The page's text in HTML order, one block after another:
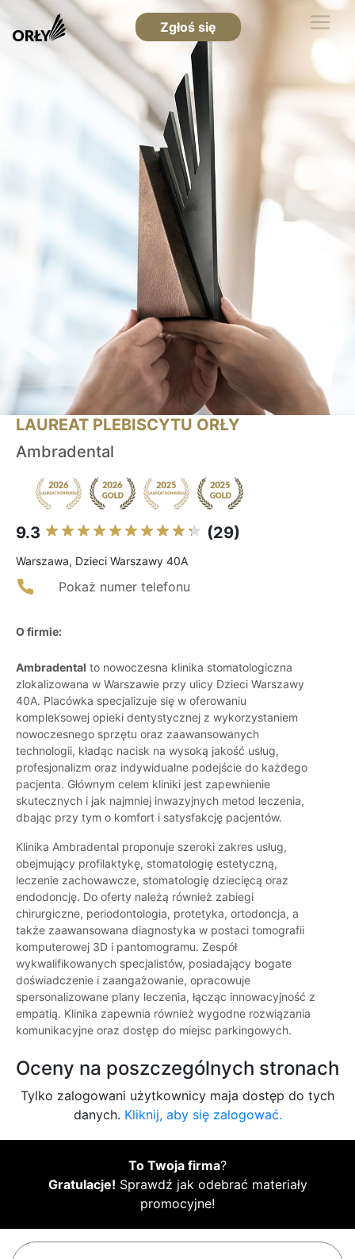
Zgłoś się
LAUREAT PLEBISCYTU ORŁY
Ambradental
9.3 (29)
Warszawa, Dzieci Warszawy 40A
Pokaż numer telefonu
O firmie:
Ambradental to nowoczesna klinika stomatologiczna
zlokalizowana w Warszawie przy ulicy Dzieci Warszawy
40A. Placówka specjalizuje się w oferowaniu
kompleksowej opieki dentystycznej z wykorzystaniem
nowoczesnego sprzętu oraz zaawansowanych
technologii, kładąc nacisk na wysoką jakość usług,
profesjonalizm oraz indywidualne podejście do każdego
pacjenta. Głównym celem kliniki jest zapewnienie
skutecznych i jak najmniej inwazyjnych metod leczenia,
dbając przy tym o komfort i satysfakcję pacjentów.
Klinika Ambradental proponuje szeroki zakres usług,
obejmujący profilaktykę, stomatologię estetyczną,
leczenie zachowawcze, stomatologię dziecięcą oraz
endodoncję. Do oferty należą również zabiegi
chirurgiczne, periodontologia, protetyka, ortodoncja, a
także zaawansowana diagnostyka w postaci tomografii
komputerowej 3D i pantomogramu. Zespół
wykwalifikowanych specjalistów, posiadający bogate
doświadczenie i zaangażowanie, opracowuje
spersonalizowane plany leczenia, łącząc innowacyjność z
empatią. Klinika zapewnia również wygodne rozwiązania
komunikacyjne oraz dostęp do miejsc parkingowych.
Oceny na poszczególnych stronach
Tylko zalogowani użytkownicy maja dostęp do tych
danych. Kliknij, aby się zalogować.
To Twoja firma?
Gratulacje! Sprawdź jak odebrać materiały
promocyjne!